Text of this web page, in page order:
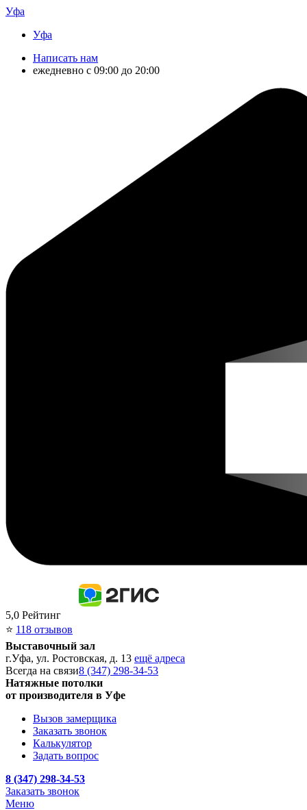
Уфа
Уфа
Написать нам
ежедневно с 09:00 до 20:00
5,0 Рейтинг
⭐ 118 отзывов
Выставочный зал
г.Уфа, ул. Ростовская, д. 13 ещё адреса
Всегда на связи8 (347) 298-34-53
Натяжные потолки
от производителя в Уфе
Вызов замерщика
Заказать звонок
Калькулятор
Задать вопрос
8 (347) 298-34-53
Заказать звонок
Меню